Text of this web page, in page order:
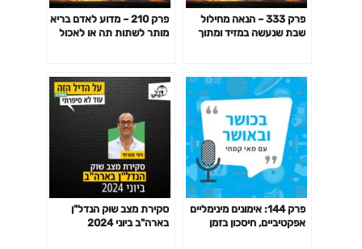
פרק 333 – הנאה מחילול
שבת שנעשה במזיד ומתוך
פרק 210 – מדוע לאדם בריא
מותר לשתות תה או לאכול
פרק 144: אימונים מינימליים
אפקטיביים, חיסכון בזמן
סקירת מצב שוק הנדל"ן
בארה"ב ביוני 2024